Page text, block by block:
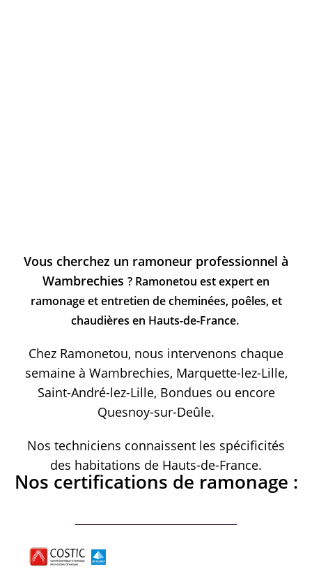
Vous cherchez un ramoneur professionnel à
Wambrechies ? Ramonetou est expert en
ramonage et entretien de cheminées, poêles, et
chaudières en Hauts-de-France.
Chez Ramonetou, nous intervenons chaque
semaine à Wambrechies, Marquette-lez-Lille,
Saint-André-lez-Lille, Bondues ou encore
Quesnoy-sur-Deûle.
Nos techniciens connaissent les spécificités
des habitations de Hauts-de-France.
Nos certifications de ramonage :